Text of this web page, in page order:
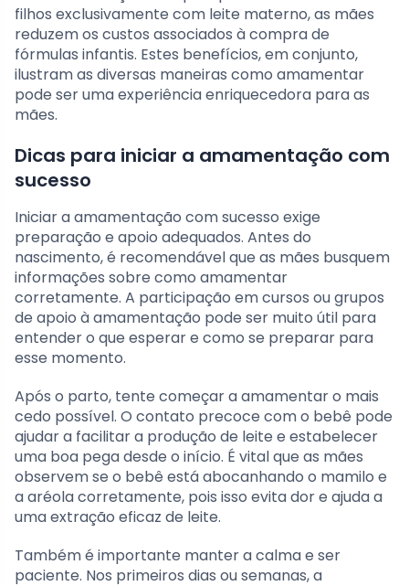
filhos exclusivamente com leite materno, as mães
reduzem os custos associados à compra de
fórmulas infantis. Estes benefícios, em conjunto,
ilustram as diversas maneiras como amamentar
pode ser uma experiência enriquecedora para as
mães.
Dicas para iniciar a amamentação com
sucesso
Iniciar a amamentação com sucesso exige
preparação e apoio adequados. Antes do
nascimento, é recomendável que as mães busquem
informações sobre como amamentar
corretamente. A participação em cursos ou grupos
de apoio à amamentação pode ser muito útil para
entender o que esperar e como se preparar para
esse momento.
Após o parto, tente começar a amamentar o mais
cedo possível. O contato precoce com o bebê pode
ajudar a facilitar a produção de leite e estabelecer
uma boa pega desde o início. É vital que as mães
observem se o bebê está abocanhando o mamilo e
a aréola corretamente, pois isso evita dor e ajuda a
uma extração eficaz de leite.
Também é importante manter a calma e ser
paciente. Nos primeiros dias ou semanas, a